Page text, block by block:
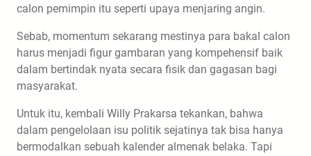
calon pemimpin itu seperti upaya menjaring angin.
Sebab, momentum sekarang mestinya para bakal calon
harus menjadi figur gambaran yang kompehensif baik
dalam bertindak nyata secara fisik dan gagasan bagi
masyarakat.
Untuk itu, kembali Willy Prakarsa tekankan, bahwa
dalam pengelolaan isu politik sejatinya tak bisa hanya
bermodalkan sebuah kalender almenak belaka. Tapi